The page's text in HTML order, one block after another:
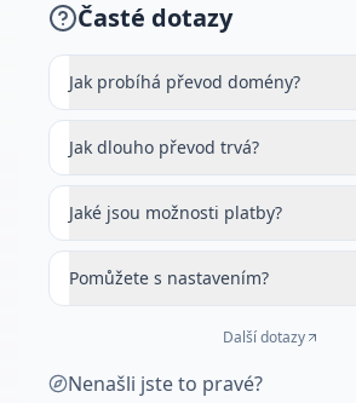
Časté dotazy
Jak probíhá převod domény?
Jak dlouho převod trvá?
Jaké jsou možnosti platby?
Pomůžete s nastavením?
Další dotazy
Nenašli jste to pravé?